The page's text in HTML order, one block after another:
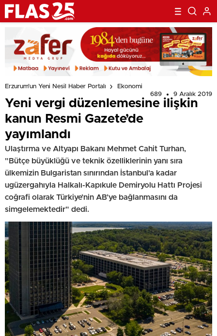
Erzurum'un Yeni Nesil Haber Portalı
Ekonomi
689
9 Aralık 2019
Yeni vergi düzenlemesine ilişkin
kanun Resmi Gazete’de
yayımlandı
Ulaştırma ve Altyapı Bakanı Mehmet Cahit Turhan,
"Bütçe büyüklüğü ve teknik özelliklerinin yanı sıra
ülkemizin Bulgaristan sınırından İstanbul'a kadar
ugüzergahıyla Halkalı-Kapıkule Demiryolu Hattı Projesi
coğrafi olarak Türkiye’nin AB’ye bağlanmasını da
simgelemektedir" dedi.